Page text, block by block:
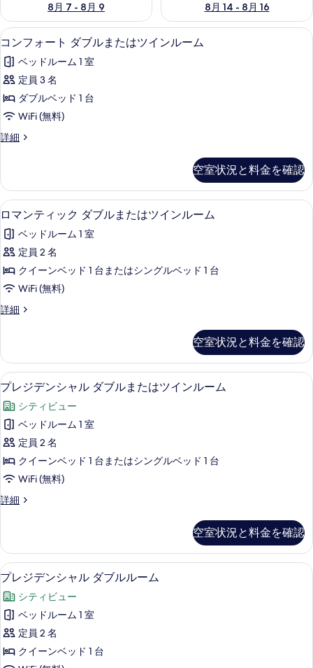
8月 7 - 8月 9
8月 14 - 8月 16
コ
ン
フ
ォ
ー
ダ
ル
ま
た
は
ツ
イ
ン
ル
の
す
べ
て
の
写
真
表
す
る
コンフォート ダブルまたはツインル
6
コンフォート ダブルまたはツインルーム
ベッドルーム 1 室
定員 3 名
ダブルベッド 1 台
WiFi (無料)
詳細
コ
ー
ト
ダ
ル
ま
は
ツ
ン
の
詳
細
空室状況と料金を確認
ロ
マ
ン
テ
ィ
ク
ブ
ル
ま
た
は
ツ
イ
ン
ル
の
す
べ
て
の
写
真
ロマンティック ダブルまたはツイン
5
ロマンティック ダブルまたはツインルーム
ベッドルーム 1 室
定員 2 名
クイーンベッド 1 台またはシングルベッド 1 台
WiFi (無料)
詳細
ロ
ィ
ッ
ク
ブ
ル
ま
た
は
ツ
イ
ン
の
詳
細
空室状況と料金を確認
プ
レ
ジ
デ
ン
シ
ル
ブ
ル
ま
た
は
ツ
イ
プレジデンシャル ダブルまたはツイ
5
プレジデンシャル ダブルまたはツインルーム
シティビュー
ベッドルーム 1 室
定員 2 名
クイーンベッド 1 台またはシングルベッド 1 台
WiFi (無料)
詳細
プ
ン
シ
ャ
ダ
ブ
ル
ま
た
は
空室状況と料金を確認
プ
レ
ジ
デ
ン
シ
プレジデンシャル ダブルルーム | ミ
7
プレジデンシャル ダブルルーム
シティビュー
ベッドルーム 1 室
定員 2 名
クイーンベッド 1 台